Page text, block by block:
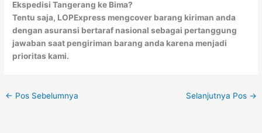
Ekspedisi Tangerang ke Bima?
Tentu saja, LOPExpress mengcover barang kiriman anda
dengan asuransi bertaraf nasional sebagai pertanggung
jawaban saat pengiriman barang anda karena menjadi
prioritas kami.
← Pos Sebelumnya Selanjutnya Pos →